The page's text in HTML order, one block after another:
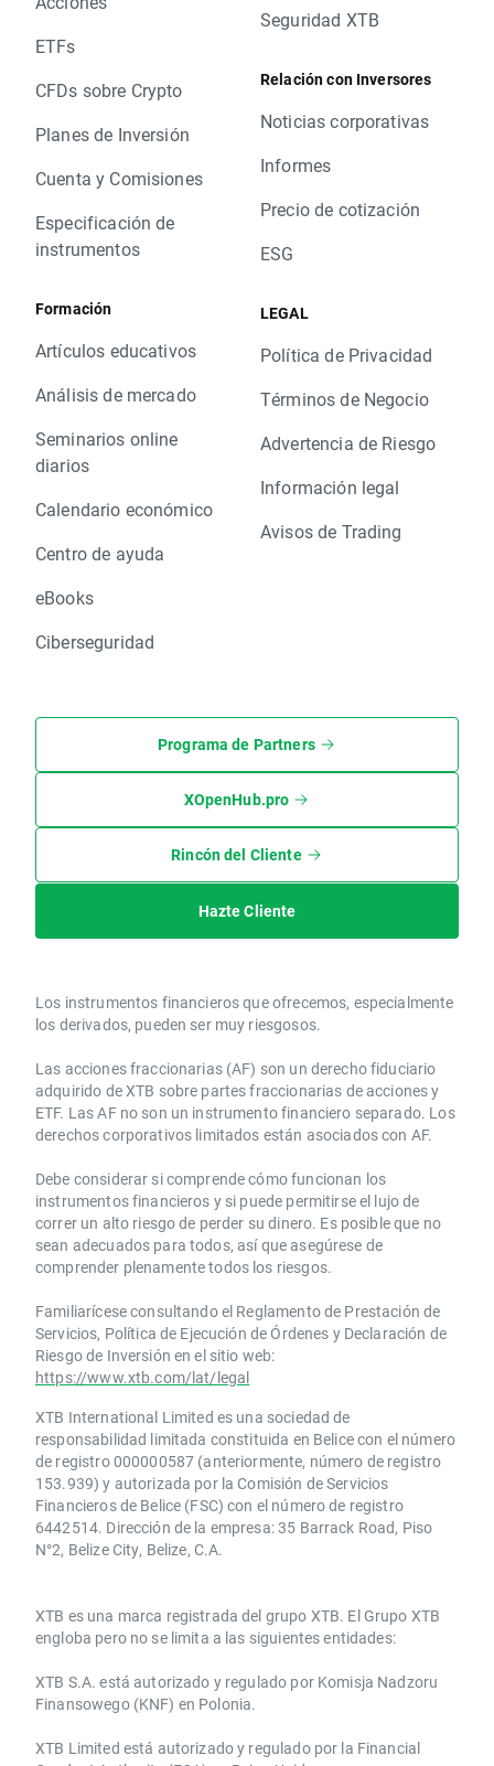
ETFs
CFDs sobre Crypto
Planes de Inversión
Cuenta y Comisiones
Especificación de
instrumentos
Formación
Artículos educativos
Análisis de mercado
Seminarios online
diarios
Calendario económico
Centro de ayuda
eBooks
Ciberseguridad
Seguridad XTB
Relación con Inversores
Noticias corporativas
Informes
Precio de cotización
ESG
LEGAL
Política de Privacidad
Términos de Negocio
Advertencia de Riesgo
Información legal
Avisos de Trading
Programa de Partners
XOpenHub.pro
Rincón del Cliente
Hazte Cliente
Los instrumentos financieros que ofrecemos, especialmente
los derivados, pueden ser muy riesgosos.
Las acciones fraccionarias (AF) son un derecho fiduciario
adquirido de XTB sobre partes fraccionarias de acciones y
ETF. Las AF no son un instrumento financiero separado. Los
derechos corporativos limitados están asociados con AF.
Debe considerar si comprende cómo funcionan los
instrumentos financieros y si puede permitirse el lujo de
correr un alto riesgo de perder su dinero. Es posible que no
sean adecuados para todos, así que asegúrese de
comprender plenamente todos los riesgos.
Familiarícese consultando el Reglamento de Prestación de
Servicios, Política de Ejecución de Órdenes y Declaración de
Riesgo de Inversión en el sitio web:
https://www.xtb.com/lat/legal
XTB International Limited es una sociedad de
responsabilidad limitada constituida en Belice con el número
de registro 000000587 (anteriormente, número de registro
153.939) y autorizada por la Comisión de Servicios
Financieros de Belice (FSC) con el número de registro
6442514. Dirección de la empresa: 35 Barrack Road, Piso
N°2, Belize City, Belize, C.A.
​​XTB es una marca registrada del grupo XTB. El Grupo XTB
engloba pero no se limita a las siguientes entidades:
XTB S.A.​ está autorizado y regulado por Komisja Nadzoru
Finansowego (KNF) ​en Polonia.
XTB Limited ​está autorizado y regulado por la ​Financial